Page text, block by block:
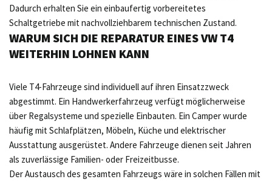
Dadurch erhalten Sie ein einbaufertig vorbereitetes
Schaltgetriebe mit nachvollziehbarem technischen Zustand.
WARUM SICH DIE REPARATUR EINES VW T4
WEITERHIN LOHNEN KANN
Viele T4-Fahrzeuge sind individuell auf ihren Einsatzzweck
abgestimmt. Ein Handwerkerfahrzeug verfügt möglicherweise
über Regalsysteme und spezielle Einbauten. Ein Camper wurde
häufig mit Schlafplätzen, Möbeln, Küche und elektrischer
Ausstattung ausgerüstet. Andere Fahrzeuge dienen seit Jahren
als zuverlässige Familien- oder Freizeitbusse.
Der Austausch des gesamten Fahrzeugs wäre in solchen Fällen mit